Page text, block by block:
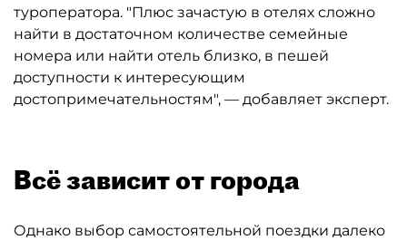
туроператора. "Плюс зачастую в отелях сложно
найти в достаточном количестве семейные
номера или найти отель близко, в пешей
доступности к интересующим
достопримечательностям", — добавляет эксперт.
Всё зависит от города
Однако выбор самостоятельной поездки далеко